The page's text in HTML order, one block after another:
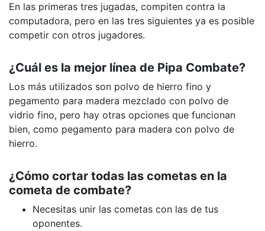
En las primeras tres jugadas, compiten contra la
computadora, pero en las tres siguientes ya es posible
competir con otros jugadores.
¿Cuál es la mejor línea de Pipa Combate?
Los más utilizados son polvo de hierro fino y
pegamento para madera mezclado con polvo de
vidrio fino, pero hay otras opciones que funcionan
bien, como pegamento para madera con polvo de
hierro.
¿Cómo cortar todas las cometas en la
cometa de combate?
Necesitas unir las cometas con las de tus
oponentes.